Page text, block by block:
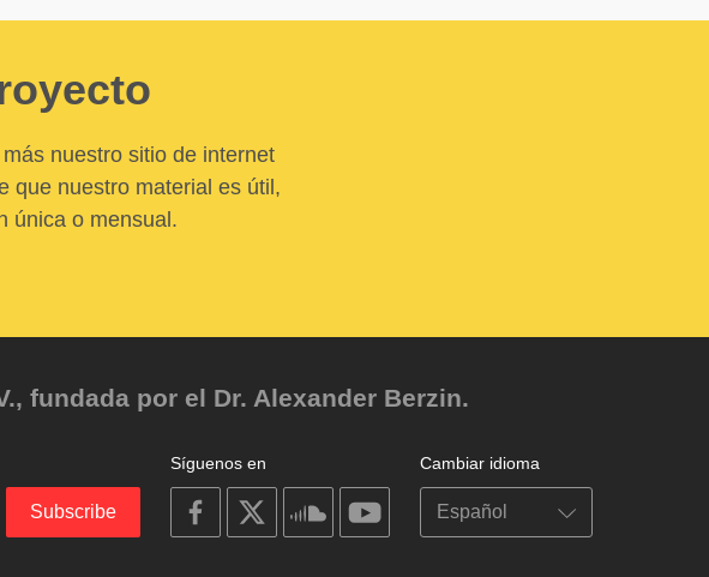
nuestro sitio de internet
que nuestro material es útil,
única o mensual.
fundada por el Dr. Alexander Berzin.
Cambiar idioma
Síguenos en
on
facebook
on
on
soundcloudyoutube
Subscribe